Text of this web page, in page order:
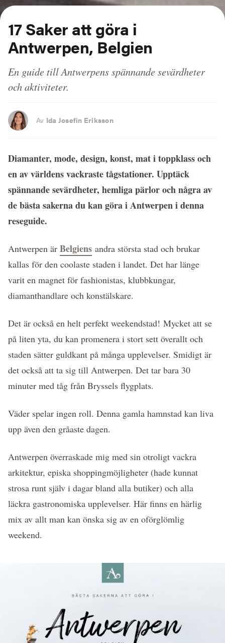
17 Saker att göra i
Antwerpen, Belgien
En guide till Antwerpens spännande sevärdheter
och aktiviteter.
Av Ida Josefin Eriksson
Diamanter, mode, design, konst, mat i toppklass och
en av världens vackraste tågstationer. Upptäck
spännande sevärdheter, hemliga pärlor och några av
de bästa sakerna du kan göra i Antwerpen i denna
reseguide.
Antwerpen är Belgiens andra största stad och brukar
kallas för den coolaste staden i landet. Det har länge
varit en magnet för fashionistas, klubbkungar,
diamanthandlare och konstälskare.
Det är också en helt perfekt weekendstad! Mycket att se
på liten yta, du kan promenera i stort sett överallt och
staden sätter guldkant på många upplevelser. Smidigt är
det också att ta sig till Antwerpen. Det tar bara 30
minuter med tåg från Bryssels flygplats.
Väder spelar ingen roll. Denna gamla hamnstad kan liva
upp även den gråaste dagen.
Antwerpen överraskade mig med sin otroligt vackra
arkitektur, episka shoppingmöjligheter (hade kunnat
strosa runt själv i dagar bland alla butiker) och alla
läckra gastronomiska upplevelser. Här finns en härlig
mix av allt man kan önska sig av en oförglömlig
weekend.